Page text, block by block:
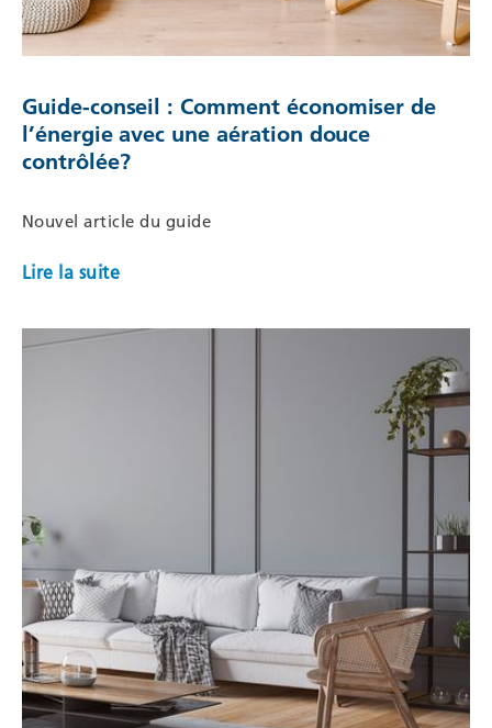
Guide-conseil : Comment économiser de
l’énergie avec une aération douce
contrôlée?
Nouvel article du guide
Lire la suite